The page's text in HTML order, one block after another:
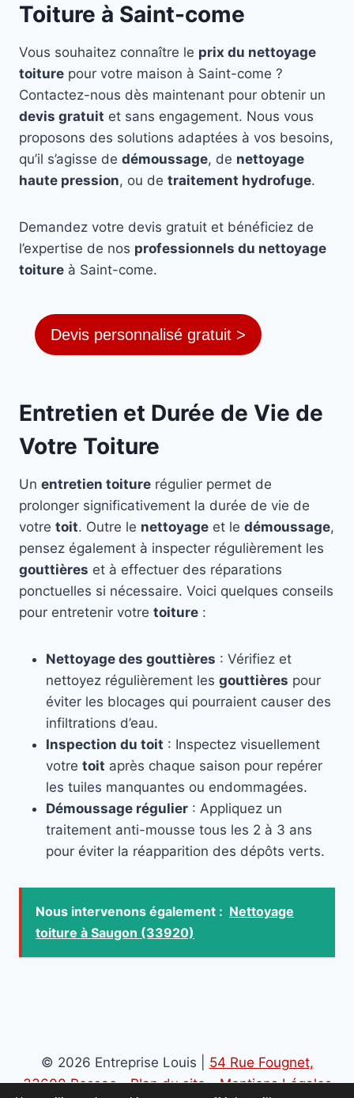
Toiture à Saint-come
Vous souhaitez connaître le prix du nettoyage
toiture pour votre maison à Saint-come ?
Contactez-nous dès maintenant pour obtenir un
devis gratuit et sans engagement. Nous vous
proposons des solutions adaptées à vos besoins,
qu’il s’agisse de démoussage, de nettoyage
haute pression, ou de traitement hydrofuge.
Demandez votre devis gratuit et bénéficiez de
l’expertise de nos professionnels du nettoyage
toiture à Saint-come.
Devis personnalisé gratuit >
Entretien et Durée de Vie de
Votre Toiture
Un entretien toiture régulier permet de
prolonger significativement la durée de vie de
votre toit. Outre le nettoyage et le démoussage,
pensez également à inspecter régulièrement les
gouttières et à effectuer des réparations
ponctuelles si nécessaire. Voici quelques conseils
pour entretenir votre toiture :
Nettoyage des gouttières : Vérifiez et
nettoyez régulièrement les gouttières pour
éviter les blocages qui pourraient causer des
infiltrations d’eau.
Inspection du toit : Inspectez visuellement
votre toit après chaque saison pour repérer
les tuiles manquantes ou endommagées.
Démoussage régulier : Appliquez un
traitement anti-mousse tous les 2 à 3 ans
pour éviter la réapparition des dépôts verts.
Nous intervenons également : Nettoyage
toiture à Saugon (33920)
© 2026 Entreprise Louis | 54 Rue Fougnet,
33600 Pessac-Plan du site-Mentions Légales